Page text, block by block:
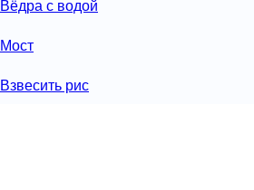
Вёдра с водой
Мост
Взвесить рис